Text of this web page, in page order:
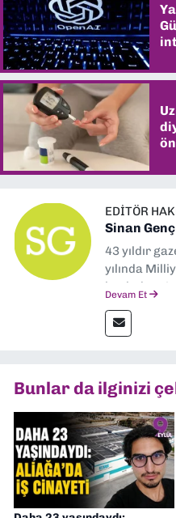
EDITÖR
Sinan Genç
43 yıldır
yılında
başladım.
muhabir,
müdürü
Devam Et
Bunlar da ilginizi